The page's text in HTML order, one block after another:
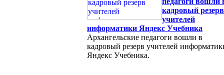
кадровый резерв
учителей
информатики Яндекс Учебника
Архангельские педагоги вошли в
кадровый резерв учителей
Яндекс Учебника.